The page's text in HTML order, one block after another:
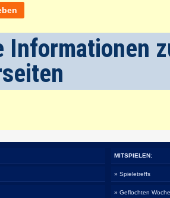
Informationen
MITSPIELEN:
» Spieletreffs
» Geflochten